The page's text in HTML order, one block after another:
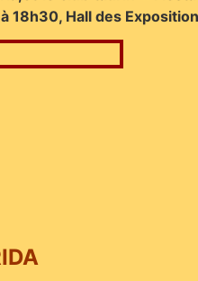
Hall des